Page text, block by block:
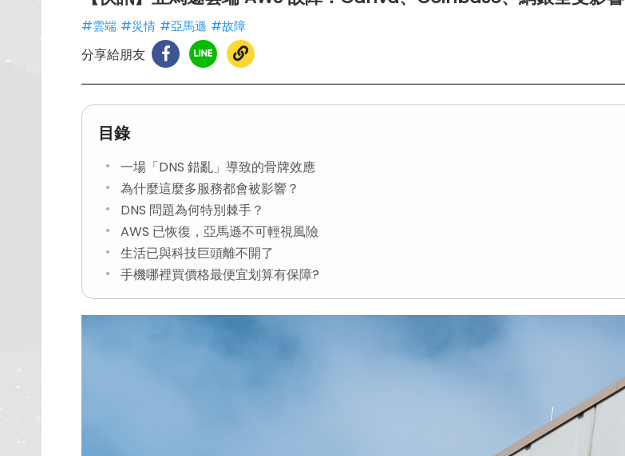
#雲端 #災情 #亞馬遜 #故障
分享給朋友
目錄
一場「DNS 錯亂」導致的骨牌效應
為什麼這麼多服務都會被影響？
DNS 問題為何特別棘手？
AWS 已恢復，亞馬遜不可輕視風險
生活已與科技巨頭離不開了
手機哪裡買價格最便宜划算有保障?